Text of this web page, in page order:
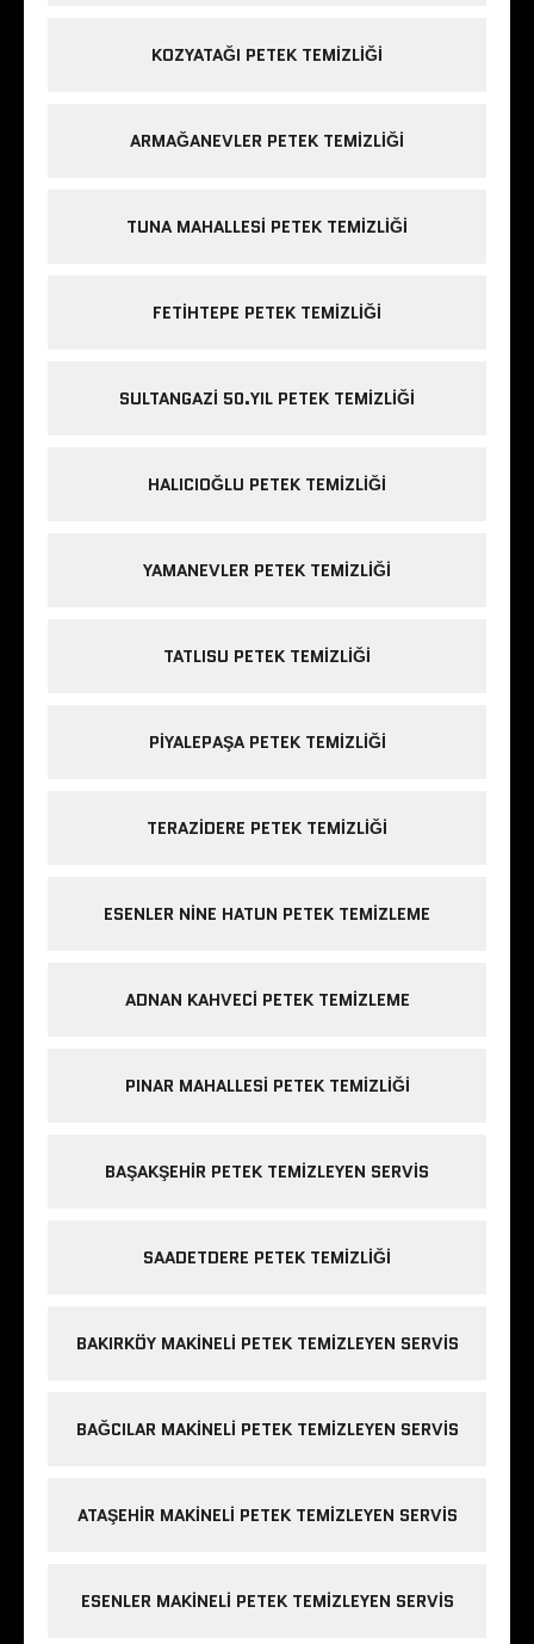
KOZYATAĞI PETEK TEMIZLIĞI
ARMAĞANEVLER PETEK TEMIZLIĞI
TUNA MAHALLESI PETEK TEMIZLIĞI
FETIHTEPE PETEK TEMIZLIĞI
SULTANGAZI 50.YIL PETEK TEMIZLIĞI
HALICIOĞLU PETEK TEMIZLIĞI
YAMANEVLER PETEK TEMIZLIĞI
TATLISU PETEK TEMIZLIĞI
PIYALEPAŞA PETEK TEMIZLIĞI
TERAZIDERE PETEK TEMIZLIĞI
ESENLER NINE HATUN PETEK TEMIZLEME
ADNAN KAHVECI PETEK TEMIZLEME
PINAR MAHALLESI PETEK TEMIZLIĞI
BAŞAKŞEHIR PETEK TEMIZLEYEN SERVIS
SAADETDERE PETEK TEMIZLIĞI
BAKIRKÖY MAKINELI PETEK TEMIZLEYEN SERVIS
BAĞCILAR MAKINELI PETEK TEMIZLEYEN SERVIS
ATAŞEHIR MAKINELI PETEK TEMIZLEYEN SERVIS
ESENLER MAKINELI PETEK TEMIZLEYEN SERVIS